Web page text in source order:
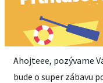
Ahojteee, pozývame
bude o super zábavu